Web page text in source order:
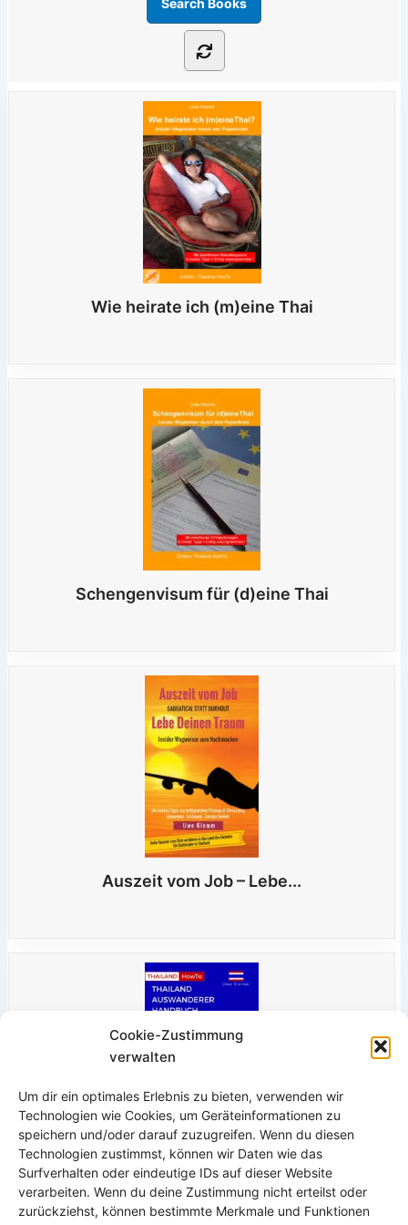
Cookie-Zustimmung
verwalten
Um dir ein optimales Erlebnis zu bieten, verwenden wir
Technologien wie Cookies, um Geräteinformationen zu
speichern und/oder darauf zuzugreifen. Wenn du diesen
Technologien zustimmst, können wir Daten wie das
Surfverhalten oder eindeutige IDs auf dieser Website
verarbeiten. Wenn du deine Zustimmung nicht erteilst oder
zurückziehst, können bestimmte Merkmale und Funktionen
Wie heirate ich (m)eine Thai
Schengenvisum für (d)eine Thai
Auszeit vom Job – Lebe...
Thailand Auswanderer Handbuch –
Planen/Vorbereiten/Leben